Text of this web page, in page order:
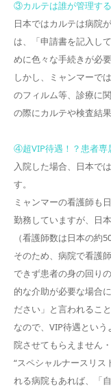
③カルテは誰が管理す
日本ではカルテは病院
は、「申請書を記入し
めに色々な手続きが必要
しかし、ミャンマーで
のフィルム等、診療に
の際にカルテや検査結
④超VIP待遇！？患者専
入院した場合、日本で
す。
ミャンマーの看護師も
勤務していますが、日
（看護師数は日本の約
そのため、病院で看護
できず患者の身の回り
的な介助が必要な場合
ださい」と言われること
なので、VIP待遇とい
院させてもらえません・
“スペシャルナースリス
れる病院もあれば、「